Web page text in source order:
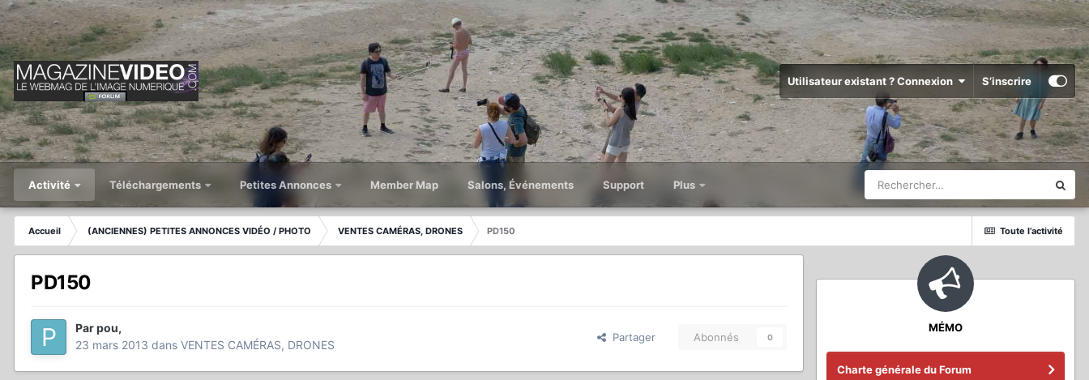
Utilisateur existant ? Connexion S’inscrire
Activité Téléchargements Petites Annonces Member Map Salons, Événements Support Plus
Toute l’activité
Accueil (ANCIENNES) PETITES ANNONCES VIDÉO / PHOTO VENTES CAMÉRAS, DRONES PD150
PD150
Parpou,
23 mars 2013 dans VENTES CAMÉRAS, DRONES
Partager Abonnés 0
MÉMO
Charte générale du Forum